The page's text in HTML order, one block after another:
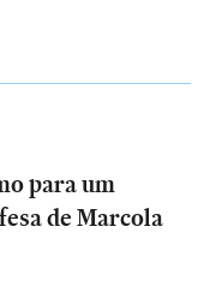
para um
de Marcola